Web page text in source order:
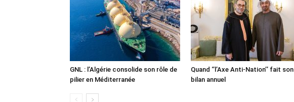
GNL : l’Algérie consolide son rôle de
pilier en Méditerranée
Quand ‘’l’Axe Anti-Nation’’ fait son
bilan annuel